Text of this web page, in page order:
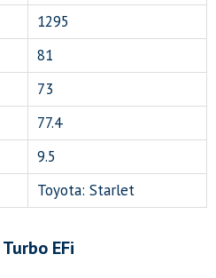
1295
81
73
77.4
9.5
Toyota: Starlet
EFi